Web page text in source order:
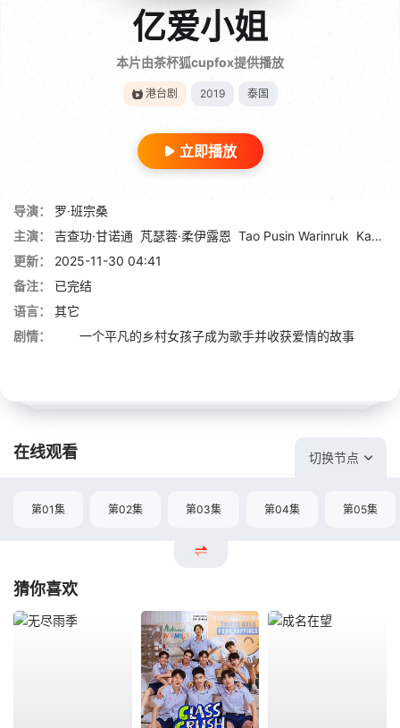
亿爱小姐
本片由茶杯狐cupfox提供播放
港台剧 2019 泰国
立即播放
导演：
罗·班宗桑
主演：
吉查功·甘诺通 芃瑟蓉·柔伊露恩 Tao Pusin Warinruk Kaothip Tidadin
更新：
2025-11-30 04:41
备注：
已完结
语言：
其它
剧情：
一个平凡的乡村女孩子成为歌手并收获爱情的故事
在线观看 切换节点
第01集 第02集 第03集 第04集 第05集
猜你喜欢